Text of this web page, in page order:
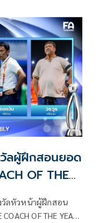
ลผู้ฝึกสอนยอด
OF THE
วัลหัวหน้าผู้ฝึกสอน
OF THE YEAR